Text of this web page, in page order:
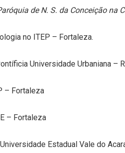
de N. S. da Conceição na
no ITEP – Fortaleza.
Universidade Urbaniana –
– Fortaleza
– Fortaleza
Estadual Vale do